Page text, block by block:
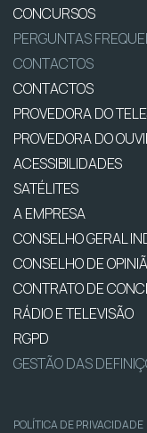
CONCURSOS
PERGUNTAS
CONTACTOS
CONTACTOS
PROVEDORA DO
PROVEDORA DO
ACESSIBILIDADES
SATÉLITES
A EMPRESA
CONSELHO GERAL
CONSELHO DE
CONTRATO DE
RÁDIO E TELEVISÃO
RGPD
GESTÃO DAS
POLÍTICA DE PRIVACIDADE